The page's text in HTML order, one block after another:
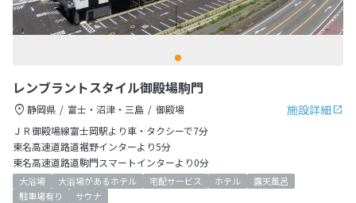
レンブラントスタイル御殿場駒門
施設詳細
静岡県 富士・沼津・三島
御殿場
ＪＲ御殿場線富士岡駅より車・タクシーで7分
東名高速道路道裾野インターより5分
東名高速道路道駒門スマートインターより0分
大浴場 大浴場があるホテル 宅配サービス ホテル
露天風呂
駐車場有り
サウナ